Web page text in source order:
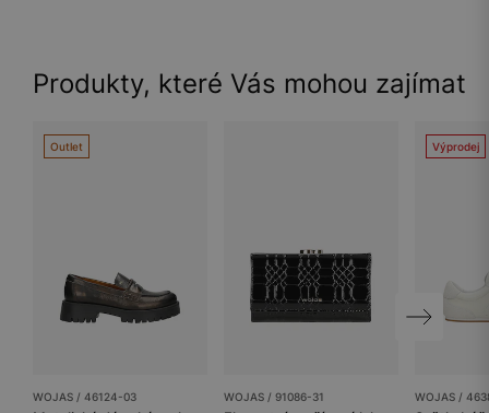
Produkty, které Vás mohou zajímat
Outlet
WOJAS / 46124-03 WOJAS / 91086-31
Výprodej
WOJAS /